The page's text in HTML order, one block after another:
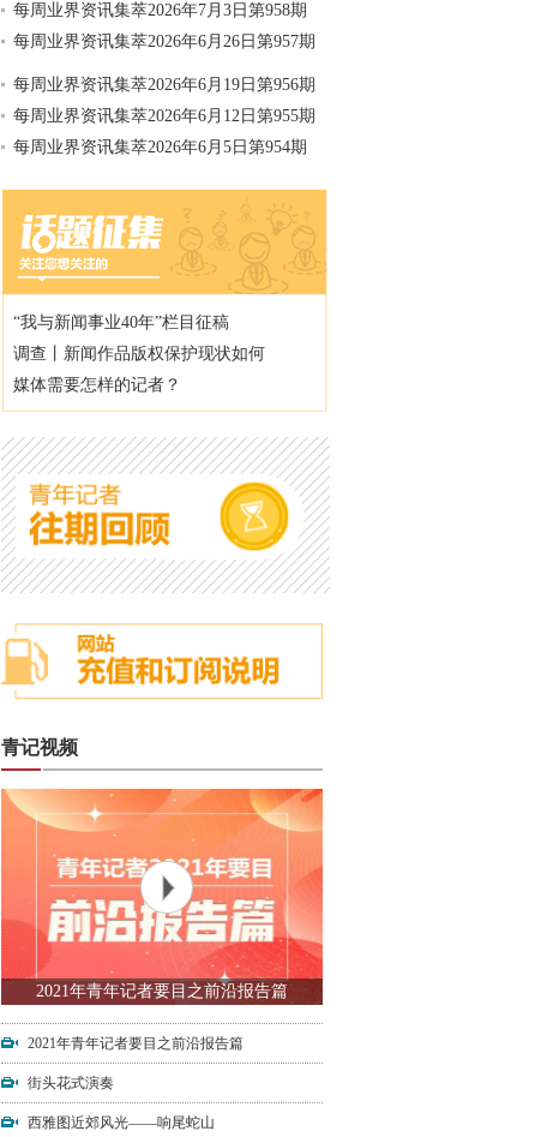
每周业界资讯集萃2026年7月3日第958期
每周业界资讯集萃2026年6月26日第957期
每周业界资讯集萃2026年6月19日第956期
每周业界资讯集萃2026年6月12日第955期
每周业界资讯集萃2026年6月5日第954期
“我与新闻事业40年”栏目征稿
调查丨新闻作品版权保护现状如何
媒体需要怎样的记者？
青记视频
2021年青年记者要目之前沿报告篇
2021年青年记者要目之前沿报告篇
街头花式演奏
西雅图近郊风光——响尾蛇山